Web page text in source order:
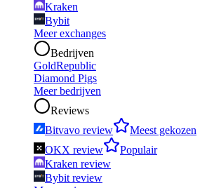
Kraken
Bybit
Meer exchanges
Bedrijven
GoldRepublic
Diamond Pigs
Meer bedrijven
Reviews
Bitvavo review
Meest gekozen
OKX review
Populair
Kraken review
Bybit review